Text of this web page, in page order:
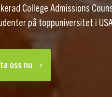
College Admissions
på toppuniversitet i
oss nu